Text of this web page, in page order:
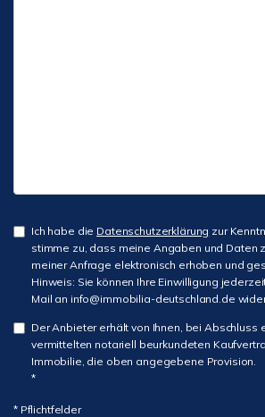
Ich habe die Datenschutzerklärung zur
stimme zu, dass meine Angaben und Daten
meiner Anfrage elektronisch erhoben und
Hinweis: Sie können Ihre Einwilligung
Mail an info@immobilia-deutschland.de
Der Anbieter erhält von Ihnen, bei Abschluss
vermittelten notariell beurkundeten
Immobilie, die oben angegebene Provision.
*
* Pflichtfelder